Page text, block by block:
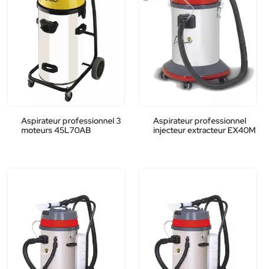
Aspirateur professionnel 3
moteurs 45L70AB
Aspirateur professionnel
injecteur extracteur EX40M